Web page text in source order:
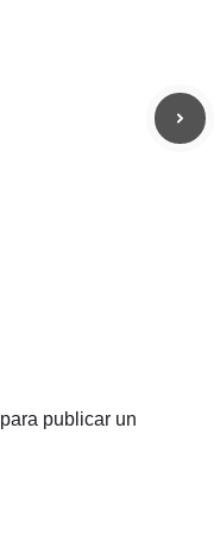
para publicar un